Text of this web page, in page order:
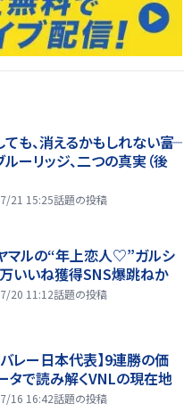
も、消えるかもしれない――富
ーリッジ、二つの真実（後
21 15:25話題の投稿
マルの“年上恋人♡”ガルシ
万いいね獲得SNS爆跳ねか
20 11:12話題の投稿
バレー日本代表】9連勝の価
タで読み解くVNLの現在地
16 16:42話題の投稿